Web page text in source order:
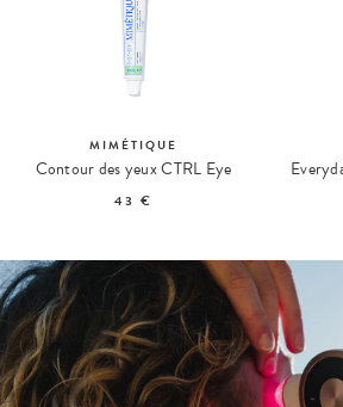
MIMÉTIQUE
Contour des yeux CTRL Eye
43 €